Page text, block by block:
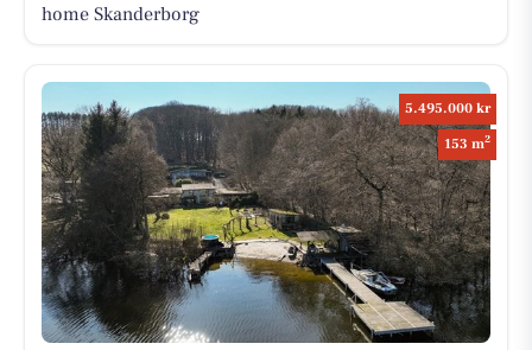
home Skanderborg
5.495.000 kr
153 m2